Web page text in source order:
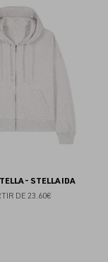
- STELLA IDA
DE 23.60€